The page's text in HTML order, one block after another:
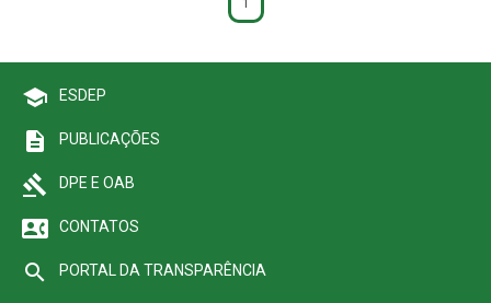
school ESDEP
description PUBLICAÇÕES
gavel DPE E OAB
contact_phone CONTATOS
search PORTAL DA TRANSPARÊNCIA